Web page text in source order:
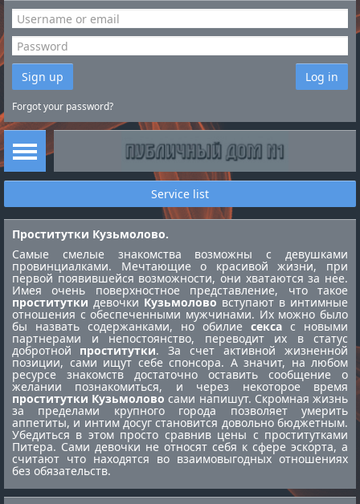
Sign up Log in
Forgot your password?
Service list
Проститутки Кузьмолово.
Самые смелые знакомства возможны с девушками
провинциалками. Мечтающие о красивой жизни, при
первой появившейся возможности, они хватаются за нее.
Имея очень поверхностное представление, что такое
проститутки девочки Кузьмолово вступают в интимные
отношения с обеспеченными мужчинами. Их можно было
бы назвать содержанками, но обилие секса с новыми
партнерами и непостоянство, переводит их в статус
добротной проститутки. За счет активной жизненной
позиции, сами ищут себе спонсора. А значит, на любом
ресурсе знакомств достаточно оставить сообщение о
желании познакомиться, и через некоторое время
проститутки Кузьмолово сами напишут. Скромная жизнь
за пределами крупного города позволяет умерить
аппетиты, и интим досуг становится довольно бюджетным.
Убедиться в этом просто сравнив цены с проститутками
Питера. Сами девочки не относят себя к сфере эскорта, а
считают что находятся во взаимовыгодных отношениях
без обязательств.